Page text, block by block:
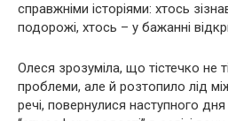
справжніми історіями: хтось
подорожі, хтось – у бажанні
Олеся зрозуміла, що тістечко не
проблеми, але й розтопило лід
речі, повернулися наступного